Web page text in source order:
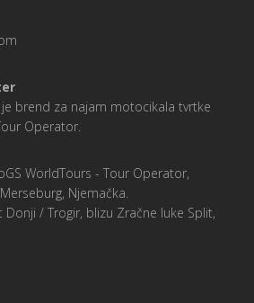
brend za najam motocikala tvrtke
Operator.
WorldTours - Tour Operator,
Njemačka.
Donji / Trogir, blizu Zračne luke Split,